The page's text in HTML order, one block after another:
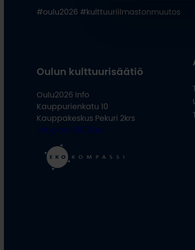
#oulu2026 #kulttuuriilmastonmuutos
Oulun kulttuurisäätiö
Oulu2026 Info
Kauppurienkatu 10
Kauppakeskus Pekuri 2krs
info@oulu2026.eu